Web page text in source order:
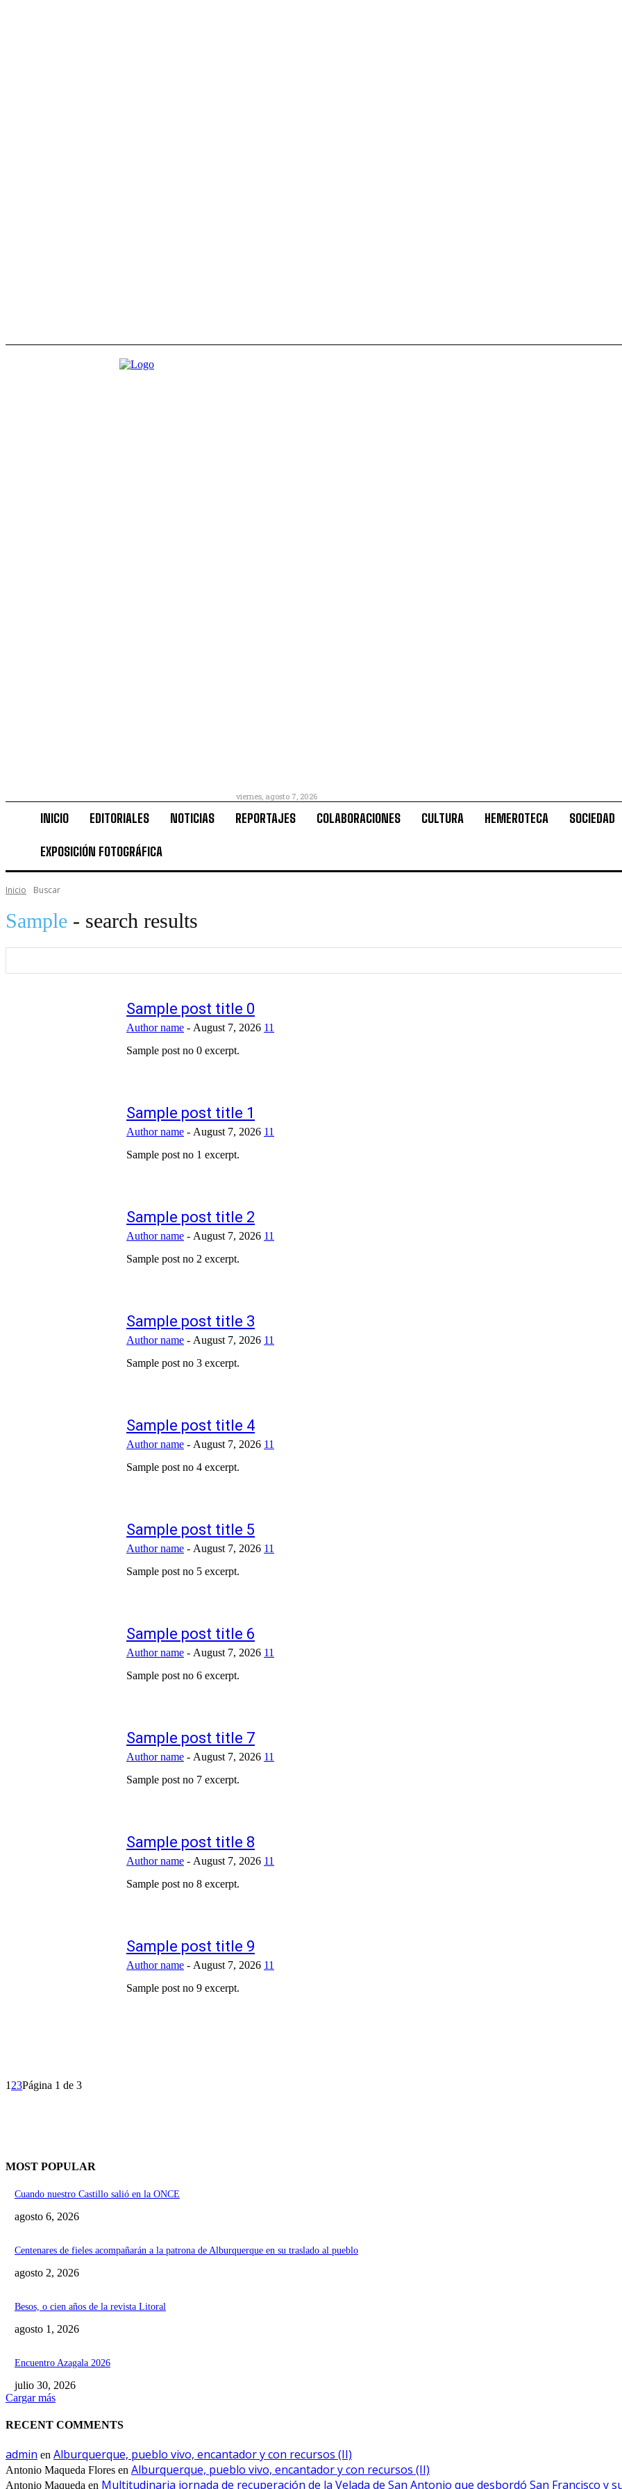
viernes, agosto 7, 2026
INICIO EDITORIALES NOTICIAS REPORTAJES COLABORACIONES CULTURA HEMEROTECA SOCIEDAD
EXPOSICIÓN FOTOGRÁFICA
Inicio Buscar
Sample - search results
Sample post title 0
Author name - August 7, 2026 11
Sample post no 0 excerpt.
Sample post title 1
Author name - August 7, 2026 11
Sample post no 1 excerpt.
Sample post title 2
Author name - August 7, 2026 11
Sample post no 2 excerpt.
Sample post title 3
Author name - August 7, 2026 11
Sample post no 3 excerpt.
Sample post title 4
Author name - August 7, 2026 11
Sample post no 4 excerpt.
Sample post title 5
Author name - August 7, 2026 11
Sample post no 5 excerpt.
Sample post title 6
Author name - August 7, 2026 11
Sample post no 6 excerpt.
Sample post title 7
Author name - August 7, 2026 11
Sample post no 7 excerpt.
Sample post title 8
Author name - August 7, 2026 11
Sample post no 8 excerpt.
Sample post title 9
Author name - August 7, 2026 11
Sample post no 9 excerpt.
1 23Página 1 de 3
MOST POPULAR
Cuando nuestro Castillo salió en la ONCE
agosto 6, 2026
Centenares de fieles acompañarán a la patrona de Alburquerque en su traslado al pueblo
agosto 2, 2026
Besos, o cien años de la revista Litoral
agosto 1, 2026
Encuentro Azagala 2026
julio 30, 2026
Cargar más
RECENT COMMENTS
admin en Alburquerque, pueblo vivo, encantador y con recursos (II)
Antonio Maqueda Flores en Alburquerque, pueblo vivo, encantador y con recursos (II)
Antonio Maqueda en Multitudinaria jornada de recuperación de la Velada de San Antonio que desbordó San Francisco y